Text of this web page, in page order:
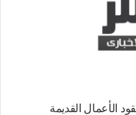
الأعمال القديمة